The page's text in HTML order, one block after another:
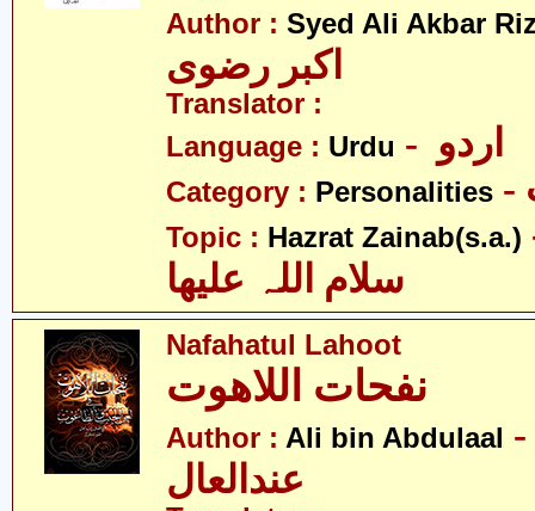
Author : Syed Ali Akbar
اکبر رضوی
Translator :
Language : Urdu
Category : Personalities
Topic : Hazrat Zainab(s.a.)
سلام اللہ علیھا
Nafahatul Lahoot
نفحات اللاھوت
Author : Ali bin Abdulaal - علی بن
عندالعال